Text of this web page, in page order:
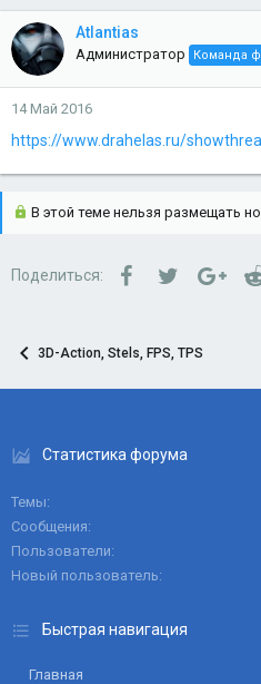
Atlantias
Администратор Команда
14 Май 2016
https://www.drahelas.ru/
В этой теме нельзя размещать
Поделиться: FacebookTwitter
3D-Action, Stels, FPS, TPS
Статистика форума
Темы
Сообщения
Пользователи
Новый пользователь
Быстрая навигация
Главная